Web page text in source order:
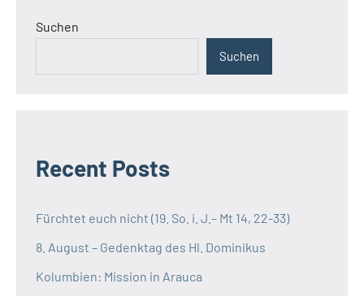
Suchen
Suchen
Recent Posts
Fürchtet euch nicht (19. So. i. J.– Mt 14, 22-33)
8. August – Gedenktag des Hl. Dominikus
Kolumbien: Mission in Arauca